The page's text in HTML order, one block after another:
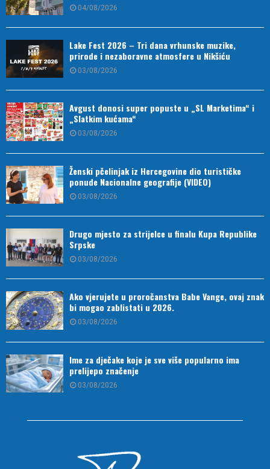
04/08/2026
Lake Fest 2026 – Tri dana vrhunske muzike,
prirode i nezaboravne atmosfere u Nikšiću
03/08/2026
Avgust donosi super popuste u „SL Marketima“ i
„Slatkim kućama“
03/08/2026
Ženski pčelinjak iz Hercegovine dio turističke
ponude Nacionalne geografije (VIDEO)
03/08/2026
Drugo mjesto za strijelce u finalu Kupa Republike
Srpske
03/08/2026
Ako vjerujete u proročanstva Babe Vange, ovaj znak
bi mogao zablistati u 2026.
03/08/2026
Ime za dječake koje je sve više popularno ima
prelijepo značenje
03/08/2026